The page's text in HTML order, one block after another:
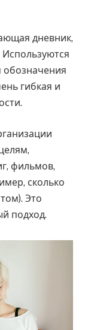
дневник,
обозначения
гибкая и
фильмов,
сколько
Это
подход.